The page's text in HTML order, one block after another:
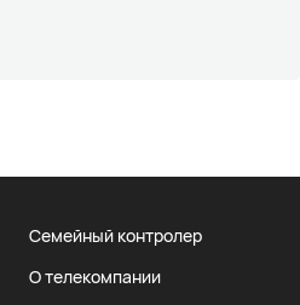
Семейный контролер
О телекомпании